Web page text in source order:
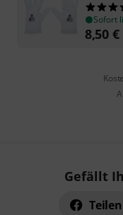
Sofort
8,50 €
Gefällt
Teilen